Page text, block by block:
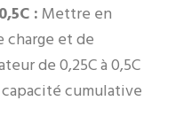
: Mettre en
et de
de 0,25C à 0,5C
cumulative